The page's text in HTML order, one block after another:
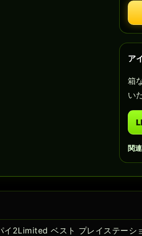
ア
箱
い
関
イ2Limited ベスト プレイステーシ